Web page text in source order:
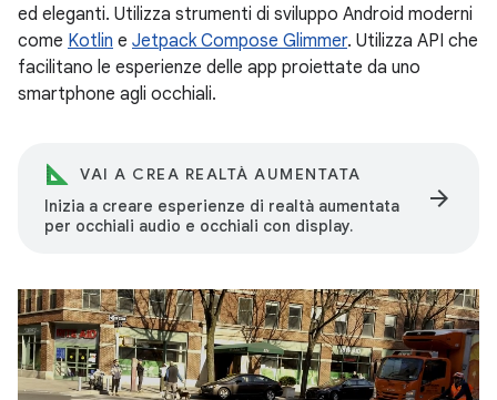
ed eleganti. Utilizza strumenti di sviluppo Android moderni
come Kotlin e Jetpack Compose Glimmer. Utilizza API che
facilitano le esperienze delle app proiettate da uno
smartphone agli occhiali.
VAI A CREA REALTÀ AUMENTATA
Inizia a creare esperienze di realtà aumentata
per occhiali audio e occhiali con display.
arrow_forward